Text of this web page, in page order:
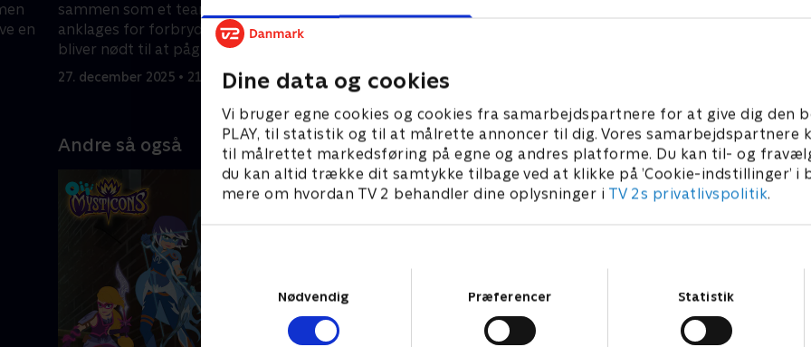
Dine data og cookies
Vi bruger egne cookies og cookies fra samarbejdspartnere for at give dig den
PLAY, til statistik og til at målrette annoncer til dig. Vores samarbejdspartnere
til målrettet markedsføring på egne og andres platforme. Du kan til- og
du kan altid trække dit samtykke tilbage ved at klikke på ’Cookie-indstillinger’ i
mere om hvordan TV 2 behandler dine oplysninger i TV 2s privatlivspolitik.
Nødvendig
Præferencer Statistik
en
sammen som et team, indtil han
anklages for forbrydelser, og Phoebe
bliver nødt til at pågribe ham.
27. december 2025 • 21 min
Andre så også